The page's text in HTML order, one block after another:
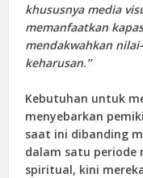
khususnya media
memanfaatkan
mendakwahkan
keharusan.”
Kebutuhan untuk
menyebarkan
saat ini dibanding
dalam satu periode
spiritual, kini